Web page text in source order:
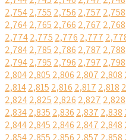
2,7542,755 2,756 2,757 2,758
2,7642,765 2,766 2,767 2,768
2,7742,775 2,776 2,777
2,7842,785 2,786 2,787 2,788
2,7942,795 2,796 2,797 2,798
2,8042,805 2,806 2,807 2,808
2,8142,815 2,816 2,817 2,818
2,8242,825 2,826 2,827 2,828
2,8342,835 2,836 2,837 2,838
2,8442,845 2,846 2,847 2,848